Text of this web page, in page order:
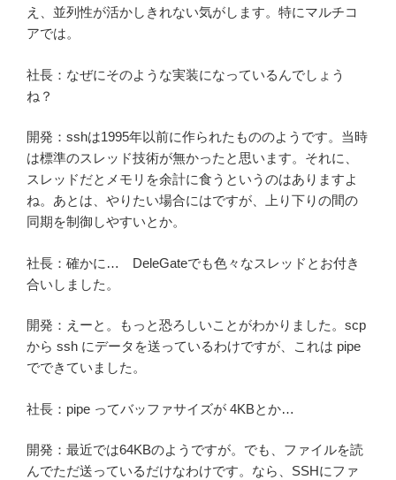
え、並列性が活かしきれない気がします。特にマルチコ
アでは。
社長：なぜにそのような実装になっているんでしょう
ね？
開発：sshは1995年以前に作られたもののようです。当時
は標準のスレッド技術が無かったと思います。それに、
スレッドだとメモリを余計に食うというのはありますよ
ね。あとは、やりたい場合にはですが、上り下りの間の
同期を制御しやすいとか。
社長：確かに… DeleGateでも色々なスレッドとお付き
合いしました。
開発：えーと。もっと恐ろしいことがわかりました。scp
から ssh にデータを送っているわけですが、これは pipe
でできていました。
社長：pipe ってバッファサイズが 4KBとか…
開発：最近では64KBのようですが。でも、ファイルを読
んでただ送っているだけなわけです。なら、SSHにファ